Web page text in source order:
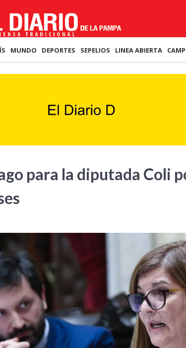
MUNDO DEPORTES SEPELIOS LINEA ABIERTA
para la diputada Coli